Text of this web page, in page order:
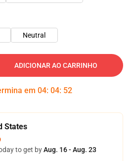
Neutral
ADICIONAR AO CARRINHO
em 04: 04: 51
States
to get byAug. 16 - Aug. 23